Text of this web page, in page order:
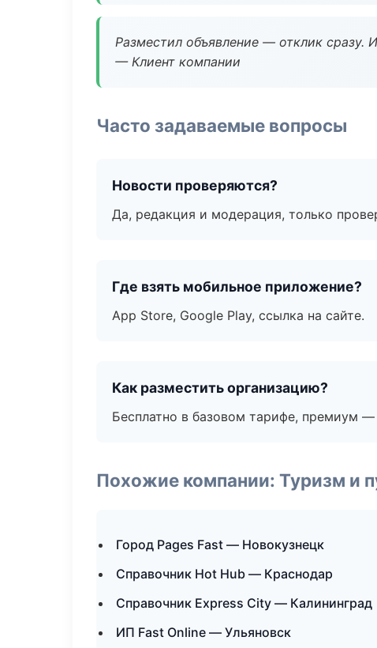
Разместил объявление — отклик сразу.
— Клиент компании
Часто задаваемые вопросы
Новости проверяются?
Да, редакция и модерация, только
Где взять мобильное приложение?
App Store, Google Play, ссылка на сайте.
Как разместить организацию?
Бесплатно в базовом тарифе, премиум
Похожие компании: Туризм и
Город Pages Fast — Новокузнецк
Справочник Hot Hub — Краснодар
Справочник Express City — Калининград
ИП Fast Online — Ульяновск